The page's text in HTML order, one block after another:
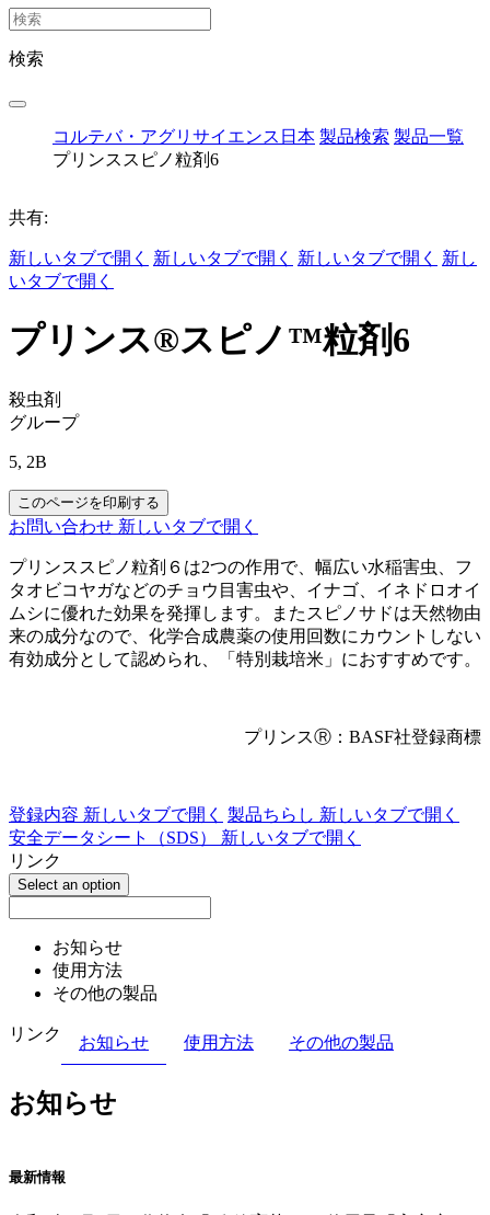
検索
コルテバ・アグリサイエンス日本 製品検索 製品一覧
プリンススピノ粒剤6
共有:
新しいタブで開く 新しいタブで開く 新しいタブで開く
新し
いタブで開く
プリンス®スピノ™粒剤6
殺虫剤
グループ
5, 2B
このページを印刷する
お問い合わせ 新しいタブで開く
プリンススピノ粒剤６は2つの作用で、幅広い水稲害虫、フ
タオビコヤガなどのチョウ目害虫や、イナゴ、イネドロオイ
ムシに優れた効果を発揮します。またスピノサドは天然物由
来の成分なので、化学合成農薬の使用回数にカウントしない
有効成分として認められ、「特別栽培米」におすすめです。
プリンスⓇ：BASF社登録商標
登録内容 新しいタブで開く 製品ちらし 新しいタブで開く
安全データシート（SDS） 新しいタブで開く
リンク
Select an option
お知らせ
使用方法
その他の製品
リンク お知らせ 使用方法 その他の製品
お知らせ
最新情報